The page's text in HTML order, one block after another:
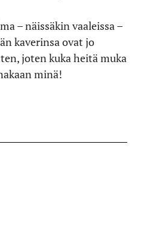
– näissäkin vaaleissa –
kaverinsa ovat jo
joten kuka heitä muka
minä!